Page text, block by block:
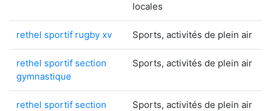
locales
rethel sportif rugby xv Sports, activités de plein air
rethel sportif section
gymnastique
Sports, activités de plein air
rethel sportif section
Sports, activités de plein air